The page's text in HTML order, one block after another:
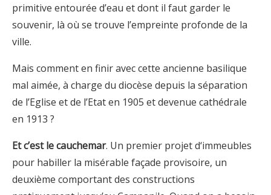
primitive entourée d’eau et dont il faut garder le
souvenir, là où se trouve l’empreinte profonde de la
ville.
Mais comment en finir avec cette ancienne basilique
mal aimée, à charge du diocèse depuis la séparation
de l’Eglise et de l’Etat en 1905 et devenue cathédrale
en 1913 ?
Et c’est le cauchemar. Un premier projet d‘immeubles
pour habiller la misérable façade provisoire, un
deuxième comportant des constructions